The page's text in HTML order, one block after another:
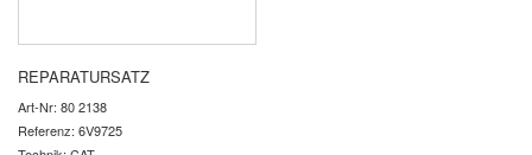
REPARATURSATZ
Art-Nr: 80 2138
Referenz: 6V9725